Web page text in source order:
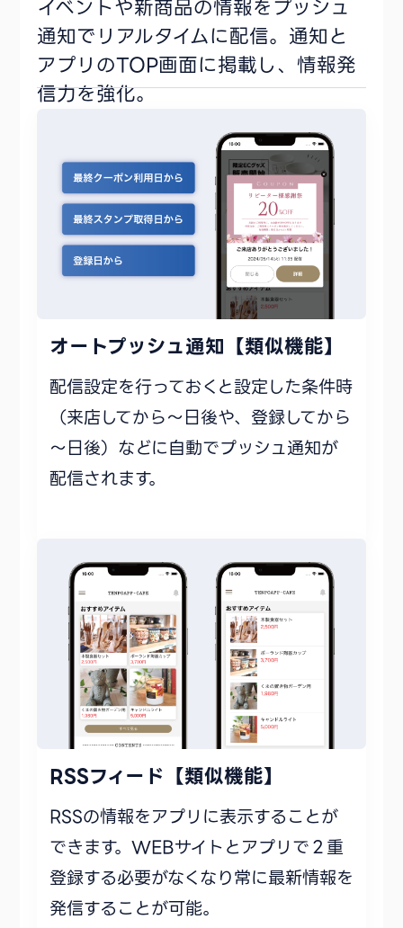
イベントや新商品の情報をプッシュ
通知でリアルタイムに配信。通知と
アプリのTOP画面に掲載し、情報発
信力を強化。
オートプッシュ通知【類似機能】
配信設定を行っておくと設定した条件時
（来店してから～日後や、登録してから
～日後）などに自動でプッシュ通知が
配信されます。
RSSフィード【類似機能】
RSSの情報をアプリに表示することが
できます。WEBサイトとアプリで２重
登録する必要がなくなり常に最新情報を
発信することが可能。